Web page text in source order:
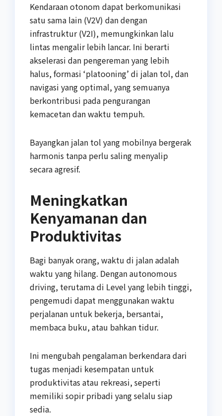
Kendaraan otonom dapat berkomunikasi
satu sama lain (V2V) dan dengan
infrastruktur (V2I), memungkinkan lalu
lintas mengalir lebih lancar. Ini berarti
akselerasi dan pengereman yang lebih
halus, formasi ‘platooning’ di jalan tol, dan
navigasi yang optimal, yang semuanya
berkontribusi pada pengurangan
kemacetan dan waktu tempuh.
Bayangkan jalan tol yang mobilnya bergerak
harmonis tanpa perlu saling menyalip
secara agresif.
Meningkatkan
Kenyamanan dan
Produktivitas
Bagi banyak orang, waktu di jalan adalah
waktu yang hilang. Dengan autonomous
driving, terutama di Level yang lebih tinggi,
pengemudi dapat menggunakan waktu
perjalanan untuk bekerja, bersantai,
membaca buku, atau bahkan tidur.
Ini mengubah pengalaman berkendara dari
tugas menjadi kesempatan untuk
produktivitas atau rekreasi, seperti
memiliki sopir pribadi yang selalu siap
sedia.